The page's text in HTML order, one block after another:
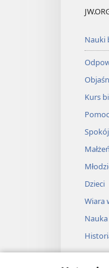
Nauki
Kurs
Dzieci
Wiara